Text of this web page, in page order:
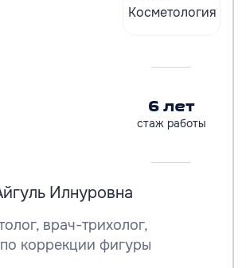
6 лет
стаж работы
Илнуровна
врач-трихолог,
коррекции фигуры